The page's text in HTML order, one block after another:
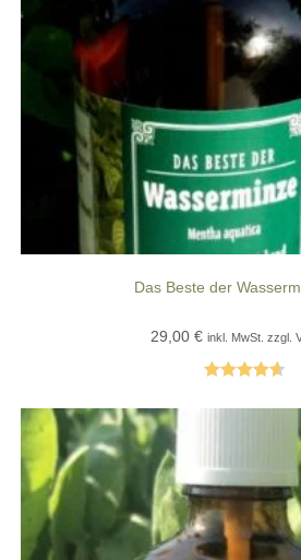
Das Beste der
29,00 € inkl. MwSt. zzgl.